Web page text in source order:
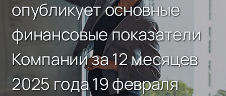
опубликует основные
финансовые показатели
Компании за 12 месяцев
2025 года 19 февраля